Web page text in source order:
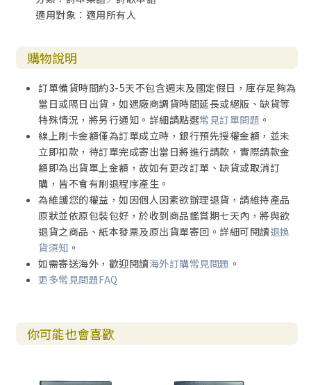
適用對象：適用所有人
購物說明
訂單備貨時間約3-5天不包含週末及國定假日，庫存足夠為
當日或隔日出貨，如遇廠商調貨時間延長或絕版、缺貨等
特殊情況，將另行通知。詳細請點選常見訂單問題 。
線上刷卡金額僅為訂單成立時，銀行預先授權金額，並未
立即扣款，待訂單完成寄出當日將進行請款，實際請款金
額即為出貨單上金額，故如有更改訂單、缺貨或取消訂
購，皆不會有刷退程序產生。
為維護您的權益，如因個人因素欲辦理退貨，請維持產品
原狀並依原包裝包好，於收到商品鑑賞期七天內，將與欲
退貨之商品、紙本發票及原出貨單寄回。詳細可閱讀退換
貨須知 。
如需寄送海外，歡迎閱讀海外訂購常見問題 。
更多常見問題FAQ
你可能也會喜歡